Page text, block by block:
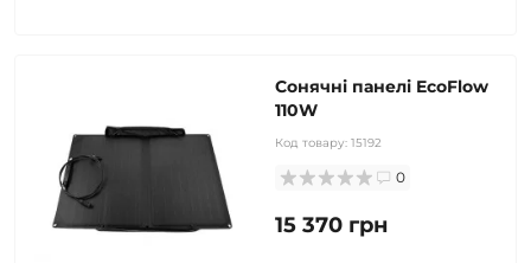
Сонячні панелі EcoFlow
110W
Код товару: 15192
0
15 370 грн